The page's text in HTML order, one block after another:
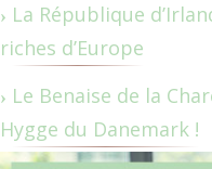
La République
riches d’Europe
Le Benaise de la
Hygge du Danemark !